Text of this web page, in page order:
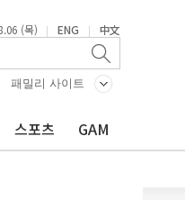
(목) | ENG | 中文
패밀리 사이트
스포츠 GAM
엄중 제재"